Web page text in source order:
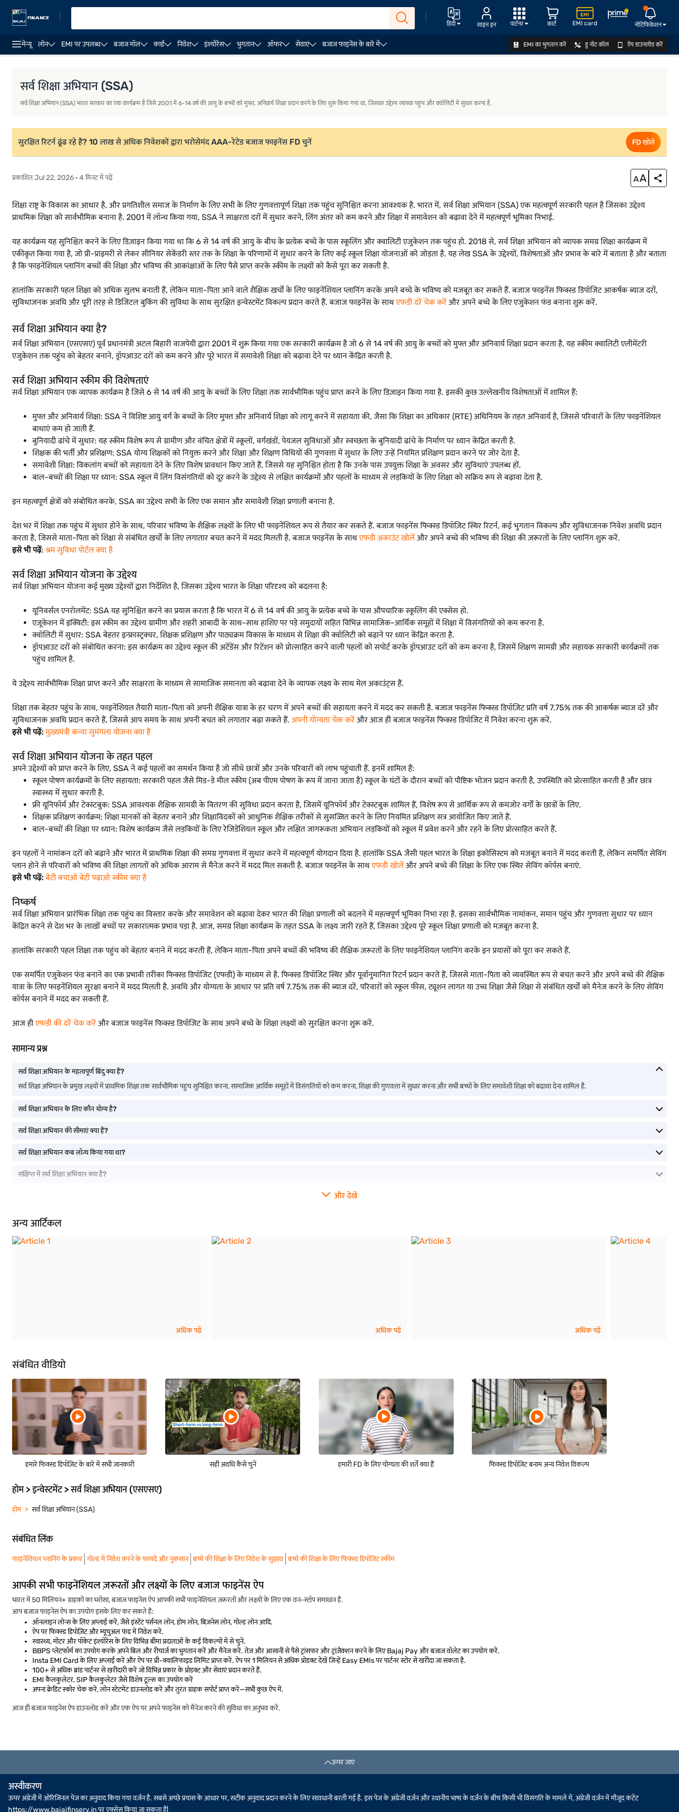
हिंदी साइन इन EMI card नोटिफिकेशन
कार्ट
पार्टनर
मेन्यू लोन EMI पर उपलब्ध बजाज मॉल कार्ड निवेश इंश्योरेंस भुगतान ऑफर सेवाएं बजाज फाइनेंस के बारे में EMI का भुगतान करें डु नॉट कॉल ऐप डाउनलोड करें
सर्व शिक्षा अभियान (SSA)
सर्व शिक्षा अभियान (SSA) भारत सरकार का एक कार्यक्रम है जिसे 2001 में 6-14 वर्ष की आयु के बच्चों को मुफ्त, अनिवार्य शिक्षा प्रदान करने के लिए शुरू किया गया था, जिसका उद्देश्य व्यापक पहुंच और क्वॉलिटी में सुधार करना है.
सुरक्षित रिटर्न ढूंढ रहे हैं? 10 लाख से अधिक निवेशकों द्वारा भरोसेमंद AAA-रेटेड बजाज फाइनेंस FD चुनें FD खोलें
प्रकाशित Jul 22, 2026 · 4 मिनट में पढ़ें
शिक्षा राष्ट्र के विकास का आधार है, और प्रगतिशील समाज के निर्माण के लिए सभी के लिए गुणवत्तापूर्ण शिक्षा तक पहुंच सुनिश्चित करना आवश्यक है. भारत में, सर्व शिक्षा अभियान (SSA) एक महत्वपूर्ण सरकारी पहल है जिसका उद्देश्य
प्राथमिक शिक्षा को सार्वभौमिक बनाना है. 2001 में लॉन्च किया गया, SSA ने साक्षरता दरों में सुधार करने, लिंग अंतर को कम करने और शिक्षा में समावेशन को बढ़ावा देने में महत्वपूर्ण भूमिका निभाई.
यह कार्यक्रम यह सुनिश्चित करने के लिए डिज़ाइन किया गया था कि 6 से 14 वर्ष की आयु के बीच के प्रत्येक बच्चे के पास स्कूलिंग और क्वालिटी एजुकेशन तक पहुंच हो. 2018 से, सर्व शिक्षा अभियान को व्यापक समग्र शिक्षा कार्यक्रम में
एकीकृत किया गया है, जो प्री-प्राइमरी से लेकर सीनियर सेकेंडरी स्तर तक के शिक्षा के परिणामों में सुधार करने के लिए कई स्कूल शिक्षा योजनाओं को जोड़ता है. यह लेख SSA के उद्देश्यों, विशेषताओं और प्रभाव के बारे में बताता है और बताता
है कि फाइनेंशियल प्लानिंग बच्चों की शिक्षा और भविष्य की आकांक्षाओं के लिए पैसे प्राप्त करके स्कीम के लक्ष्यों को कैसे पूरा कर सकती है.
हालांकि सरकारी पहल शिक्षा को अधिक सुलभ बनाती हैं, लेकिन माता-पिता आने वाले शैक्षिक खर्चों के लिए फाइनेंशियल प्लानिंग करके अपने बच्चे के भविष्य को मजबूत कर सकते हैं. बजाज फाइनेंस फिक्स्ड डिपॉजिट आकर्षक ब्याज दरों,
सुविधाजनक अवधि और पूरी तरह से डिजिटल बुकिंग की सुविधा के साथ सुरक्षित इन्वेस्टमेंट विकल्प प्रदान करते हैं. बजाज फाइनेंस के साथएफडी दरें चेक करें और अपने बच्चे के लिए एजुकेशन फंड बनाना शुरू करें.
सर्व शिक्षा अभियान क्या है?
सर्व शिक्षा अभियान (एसएसए) पूर्व प्रधानमंत्री अटल बिहारी वाजपेयी द्वारा 2001 में शुरू किया गया एक सरकारी कार्यक्रम है जो 6 से 14 वर्ष की आयु के बच्चों को मुफ्त और अनिवार्य शिक्षा प्रदान करता है. यह स्कीम क्वालिटी एलीमेंटरी
एजुकेशन तक पहुंच को बेहतर बनाने, ड्रॉपआउट दरों को कम करने और पूरे भारत में समावेशी शिक्षा को बढ़ावा देने पर ध्यान केंद्रित करती है.
सर्व शिक्षा अभियान स्कीम की विशेषताएं
सर्व शिक्षा अभियान एक व्यापक कार्यक्रम है जिसे 6 से 14 वर्ष की आयु के बच्चों के लिए शिक्षा तक सार्वभौमिक पहुंच प्राप्त करने के लिए डिज़ाइन किया गया है. इसकी कुछ उल्लेखनीय विशेषताओं में शामिल हैं:
मुफ्त और अनिवार्य शिक्षा: SSA ने विशिष्ट आयु वर्ग के बच्चों के लिए मुफ्त और अनिवार्य शिक्षा को लागू करने में सहायता की, जैसा कि शिक्षा का अधिकार (RTE) अधिनियम के तहत अनिवार्य है, जिससे परिवारों के लिए फाइनेंशियल
बाधाएं कम हो जाती हैं.
बुनियादी ढांचे में सुधार: यह स्कीम विशेष रूप से ग्रामीण और वंचित क्षेत्रों में स्कूलों, वर्गखंडों, पेयजल सुविधाओं और स्वच्छता के बुनियादी ढांचे के निर्माण पर ध्यान केंद्रित करती है.
शिक्षक की भर्ती और प्रशिक्षण: SSA योग्य शिक्षकों को नियुक्त करने और शिक्षा और शिक्षण विधियों की गुणवत्ता में सुधार के लिए उन्हें नियमित प्रशिक्षण प्रदान करने पर जोर देता है.
समावेशी शिक्षा: विकलांग बच्चों को सहायता देने के लिए विशेष प्रावधान किए जाते हैं, जिससे यह सुनिश्चित होता है कि उनके पास उपयुक्त शिक्षा के अवसर और सुविधाएं उपलब्ध हों.
बाल-बच्चों की शिक्षा पर ध्यान: SSA स्कूल में लिंग विसंगतियों को दूर करने के उद्देश्य से लक्षित कार्यक्रमों और पहलों के माध्यम से लड़कियों के लिए शिक्षा को सक्रिय रूप से बढ़ावा देता है.
इन महत्वपूर्ण क्षेत्रों को संबोधित करके, SSA का उद्देश्य सभी के लिए एक समान और समावेशी शिक्षा प्रणाली बनाना है.
देश भर में शिक्षा तक पहुंच में सुधार होने के साथ, परिवार भविष्य के शैक्षिक लक्ष्यों के लिए भी फाइनेंशियल रूप से तैयार कर सकते हैं. बजाज फाइनेंस फिक्स्ड डिपॉज़िट स्थिर रिटर्न, कई भुगतान विकल्प और सुविधाजनक निवेश अवधि प्रदान
करता है, जिससे माता-पिता को शिक्षा से संबंधित खर्चों के लिए लगातार बचत करने में मदद मिलती है. बजाज फाइनेंस के साथएफडी अकाउंट खोलेंऔर अपने बच्चे की भविष्य की शिक्षा की ज़रूरतों के लिए प्लानिंग शुरू करें.
इसे भी पढ़ें: श्रम सुविधा पोर्टल क्या है
सर्व शिक्षा अभियान योजना के उद्देश्य
सर्व शिक्षा अभियान योजना कई मुख्य उद्देश्यों द्वारा निर्देशित है, जिसका उद्देश्य भारत के शिक्षा परिदृश्य को बदलना है:
यूनिवर्सल एनरोलमेंट: SSA यह सुनिश्चित करने का प्रयास करता है कि भारत में 6 से 14 वर्ष की आयु के प्रत्येक बच्चे के पास औपचारिक स्कूलिंग की एक्सेस हो.
एज़ूकेशन में इक्विटी: इस स्कीम का उद्देश्य ग्रामीण और शहरी आबादी के साथ-साथ हाशिए पर पड़े समुदायों सहित विभिन्न सामाजिक-आर्थिक समूहों में शिक्षा में विसंगतियों को कम करना है.
क्वॉलिटी में सुधार: SSA बेहतर इन्फ्रास्ट्रक्चर, शिक्षक प्रशिक्षण और पाठ्यक्रम विकास के माध्यम से शिक्षा की क्वॉलिटी को बढ़ाने पर ध्यान केंद्रित करता है.
ड्रॉपआउट दरों को संबोधित करना: इस कार्यक्रम का उद्देश्य स्कूल की अटेंडेंस और रिटेंशन को प्रोत्साहित करने वाली पहलों को सपोर्ट करके ड्रॉपआउट दरों को कम करना है, जिसमें शिक्षण सामग्री और सहायक सरकारी कार्यक्रमों तक
पहुंच शामिल है.
ये उद्देश्य सार्वभौमिक शिक्षा प्राप्त करने और साक्षरता के माध्यम से सामाजिक समानता को बढ़ावा देने के व्यापक लक्ष्य के साथ मेल अकाउंट्स हैं.
शिक्षा तक बेहतर पहुंच के साथ, फाइनेंशियल तैयारी माता-पिता को अपनी शैक्षिक यात्रा के हर चरण में अपने बच्चों की सहायता करने में मदद कर सकती है. बजाज फाइनेंस फिक्स्ड डिपॉज़िट प्रति वर्ष 7.75% तक की आकर्षक ब्याज दरें और
सुविधाजनक अवधि प्रदान करते हैं, जिससे आप समय के साथ अपनी बचत को लगातार बढ़ा सकते हैं. अपनी योग्यता चेक करें और आज ही बजाज फाइनेंस फिक्स्ड डिपॉजिट में निवेश करना शुरू करें.
इसे भी पढ़ें: मुख्यमंत्री कन्या सुमंगला योजना क्या है
सर्व शिक्षा अभियान योजना के तहत पहल
अपने उद्देश्यों को प्राप्त करने के लिए, SSA ने कई पहलों का समर्थन किया है जो सीधे छात्रों और उनके परिवारों को लाभ पहुंचाती हैं. इनमें शामिल हैं:
स्कूल पोषण कार्यक्रमों के लिए सहायता: सरकारी पहल जैसे मिड-डे मील स्कीम (अब पीएम पोषण के रूप में जाना जाता है) स्कूल के घंटों के दौरान बच्चों को पौष्टिक भोजन प्रदान करती है, उपस्थिति को प्रोत्साहित करती है और छात्र
स्वास्थ्य में सुधार करती है.
फ्री यूनिफॉर्म और टेक्स्टबुक: SSA आवश्यक शैक्षिक सामग्री के वितरण की सुविधा प्रदान करता है, जिसमें यूनिफॉर्म और टेक्स्टबुक शामिल हैं, विशेष रूप से आर्थिक रूप से कमजोर वर्गों के छात्रों के लिए.
शिक्षक प्रशिक्षण कार्यक्रम: शिक्षा मानकों को बेहतर बनाने और शिक्षाविदकों को आधुनिक शैक्षिक तरीकों से सुसज्जित करने के लिए नियमित प्रशिक्षण सत्र आयोजित किए जाते हैं.
बाल-बच्चों की शिक्षा पर ध्यान: विशेष कार्यक्रम जैसे लड़कियों के लिए रेजिडेंशियल स्कूल और लक्षित जागरूकता अभियान लड़कियों को स्कूल में प्रवेश करने और रहने के लिए प्रोत्साहित करते हैं.
इन पहलों ने नामांकन दरों को बढ़ाने और भारत में प्राथमिक शिक्षा की समग्र गुणवत्ता में सुधार करने में महत्वपूर्ण योगदान दिया है. हालांकि SSA जैसी पहल भारत के शिक्षा इकोसिस्टम को मजबूत बनाने में मदद करती हैं, लेकिन समर्पित सेविंग
प्लान होने से परिवारों को भविष्य की शिक्षा लागतों को अधिक आराम से मैनेज करने में मदद मिल सकती है. बजाज फाइनेंस के साथएफडी खोलेंऔर अपने बच्चे की शिक्षा के लिए एक स्थिर सेविंग कॉर्पस बनाएं.
इसे भी पढ़ें: बेटी बचाओ बेटी पढ़ाओ स्कीम क्या है
निष्कर्ष
सर्व शिक्षा अभियान प्रारंभिक शिक्षा तक पहुंच का विस्तार करके और समावेशन को बढ़ावा देकर भारत की शिक्षा प्रणाली को बदलने में महत्वपूर्ण भूमिका निभा रहा है. इसका सार्वभौमिक नामांकन, समान पहुंच और गुणवत्ता सुधार पर ध्यान
केंद्रित करने से देश भर के लाखों बच्चों पर सकारात्मक प्रभाव पड़ा है. आज, समग्र शिक्षा कार्यक्रम के तहत SSA के लक्ष्य जारी रहते हैं, जिसका उद्देश्य पूरे स्कूल शिक्षा प्रणाली को मज़बूत करना है.
हालांकि सरकारी पहल शिक्षा तक पहुंच को बेहतर बनाने में मदद करती हैं, लेकिन माता-पिता अपने बच्चों की भविष्य की शैक्षिक ज़रूरतों के लिए फाइनेंशियल प्लानिंग करके इन प्रयासों को पूरा कर सकते हैं.
एक समर्पित एजुकेशन फंड बनाने का एक प्रभावी तरीका फिक्स्ड डिपॉजिट (एफडी) के माध्यम से है. फिक्स्ड डिपॉजिट स्थिर और पूर्वानुमानित रिटर्न प्रदान करते हैं, जिससे माता-पिता को व्यवस्थित रूप से बचत करने और अपने बच्चे की शैक्षिक
यात्रा के लिए फाइनेंशियल सुरक्षा बनाने में मदद मिलती है. अवधि और योग्यता के आधार पर प्रति वर्ष 7.75% तक की ब्याज दरें, परिवारों को स्कूल फीस, ट्यूशन लागत या उच्च शिक्षा जैसे शिक्षा से संबंधित खर्चों को मैनेज करने के लिए सेविंग
कॉर्पस बनाने में मदद कर सकती हैं.
आज हीएफडी की दरें चेक करें और बजाज फाइनेंस फिक्स्ड डिपॉजिट के साथ अपने बच्चे के शिक्षा लक्ष्यों को सुरक्षित करना शुरू करें.
सामान्य प्रश्न
सर्व शिक्षा अभियान के महत्वपूर्ण बिंदु क्या हैं?
सर्व शिक्षा अभियान के प्रमुख लक्ष्यों में प्राथमिक शिक्षा तक सार्वभौमिक पहुंच सुनिश्चित करना, सामाजिक आर्थिक समूहों में विसंगतियों को कम करना, शिक्षा की गुणवत्ता में सुधार करना और सभी बच्चों के लिए समावेशी शिक्षा को बढ़ावा देना शामिल है.
सर्व शिक्षा अभियान के लिए कौन योग्य है?
सर्व शिक्षा अभियान की सीमाएं क्या हैं?
सर्व शिक्षा अभियान कब लॉन्च किया गया था?
संक्षिप्त में सर्व शिक्षा अभियान क्या है?
और देखें
अन्य आर्टिकल
अधिक पढ़ें अधिक पढ़ें अधिक पढ़ें
संबंधित वीडियो
हमारे फिक्स्ड डिपॉज़िट के बारे में सभी जानकारी सही अवधि कैसे चुनें हमारी FD के लिए योग्यता की शर्तें क्या हैं फिक्स्ड डिपॉज़िट बनाम अन्य निवेश विकल्प
होम > इन्वेस्टमेंट > सर्व शिक्षा अभियान (एसएसए)
होम सर्व शिक्षा अभियान (SSA)
संबंधित लिंक
फाइनेंशियल प्लानिंग के प्रकार गोल्ड में निवेश करने के फायदे और नुकसान बच्चे की शिक्षा के लिए निवेश के सुझाव बच्चे की शिक्षा के लिए फिक्स्ड डिपॉज़िट स्कीम
आपकी सभी फाइनेंशियल ज़रूरतों और लक्ष्यों के लिए बजाज फाइनेंस ऐप
भारत में 50 मिलियन+ ग्राहकों का भरोसा, बजाज फाइनेंस ऐप आपकी सभी फाइनेंशियल ज़रूरतों और लक्ष्यों के लिए एक वन-स्टॉप समाधान है.
आप बजाज फाइनेंस ऐप का उपयोग इसके लिए कर सकते हैं:
ऑनलाइन लोन्स के लिए अप्लाई करें, जैसे इंस्टेंट पर्सनल लोन, होम लोन, बिज़नेस लोन, गोल्ड लोन आदि.
ऐप पर फिक्स्ड डिपॉज़िट और म्यूचुअल फंड में निवेश करें.
स्वास्थ्य, मोटर और पॉकेट इंश्योरेंस के लिए विभिन्न बीमा प्रदाताओं के कई विकल्पों में से चुनें.
BBPS प्लेटफॉर्म का उपयोग करके अपने बिल और रीचार्ज का भुगतान करें और मैनेज करें. तेज़ और आसानी से पैसे ट्रांसफर और ट्रांज़ैक्शन करने के लिए Bajaj Pay और बजाज वॉलेट का उपयोग करें.
Insta EMI Card के लिए अप्लाई करें और ऐप पर प्री-क्वालिफाइड लिमिट प्राप्त करें. ऐप पर 1 मिलियन से अधिक प्रोडक्ट देखें जिन्हें Easy EMIs पर पार्टनर स्टोर से खरीदा जा सकता है.
100+ से अधिक ब्रांड पार्टनर से खरीदारी करें जो विभिन्न प्रकार के प्रोडक्ट और सेवाएं प्रदान करते हैं.
EMI कैलकुलेटर, SIP कैलकुलेटर जैसे विशेष टूल्स का उपयोग करें
अपना क्रेडिट स्कोर चेक करें, लोन स्टेटमेंट डाउनलोड करें और तुरंत ग्राहक सपोर्ट प्राप्त करें—सभी कुछ ऐप में.
आज ही बजाज फाइनेंस ऐप डाउनलोड करें और एक ऐप पर अपने फाइनेंस को मैनेज करने की सुविधा का अनुभव करें.
ऊपर जाएं
अस्वीकरण
ऊपर अंग्रेजी में ओरिजिनल पेज का अनुवाद किया गया वर्ज़न है. सबसे अच्छे प्रयास के आधार पर, सटीक अनुवाद प्रदान करने के लिए सावधानी बरती गई है. इस पेज के अंग्रेजी वर्ज़न और स्थानीय भाषा के वर्ज़न के बीच किसी भी विसंगति के मामले में, अंग्रेजी वर्ज़न में मौजूद कंटेंट
https://www.bajajfinserv.in पर एक्सेस किया जा सकता है|